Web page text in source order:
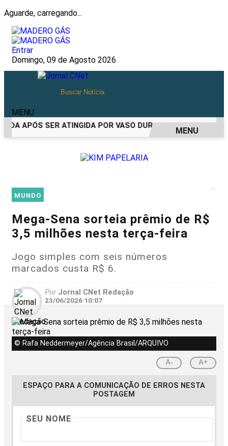
Aguarde, carregando...
Entrar
Domingo, 09 de Agosto 2026
MENU
APÓS SER ATINGIDA POR VASO DURANTE BRIGA FAMILIAR
MENU
MUNDO
Mega-Sena sorteia prêmio de R$
3,5 milhões nesta terça-feira
Jogo simples com seis números
marcados custa R$ 6.
Por Jornal CNet Redação
23/06/2026 10:07
© Rafa Neddermeyer/Agência Brasil/ARQUIVO
A- A+
ESPAÇO PARA A COMUNICAÇÃO DE ERROS NESTA
POSTAGEM
SEU NOME